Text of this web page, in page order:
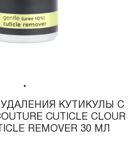
КУТИКУЛЫ С
CUTICLE CLOUR
REMOVER 30 МЛ